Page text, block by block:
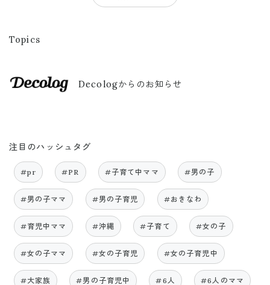
Topics
Decologからのお知らせ
注目のハッシュタグ
#pr #PR #子育て中ママ #男の子
#男の子ママ #男の子育児 #おきなわ
#育児中ママ #沖縄 #子育て #女の子
#女の子ママ #女の子育児 #女の子育児中
#大家族 #男の子育児中 #6人 #6人のママ